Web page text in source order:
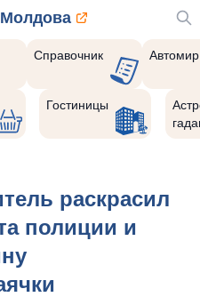
Молдова
Справочник Автомир
Гостиницы
раскрасил
полиции и